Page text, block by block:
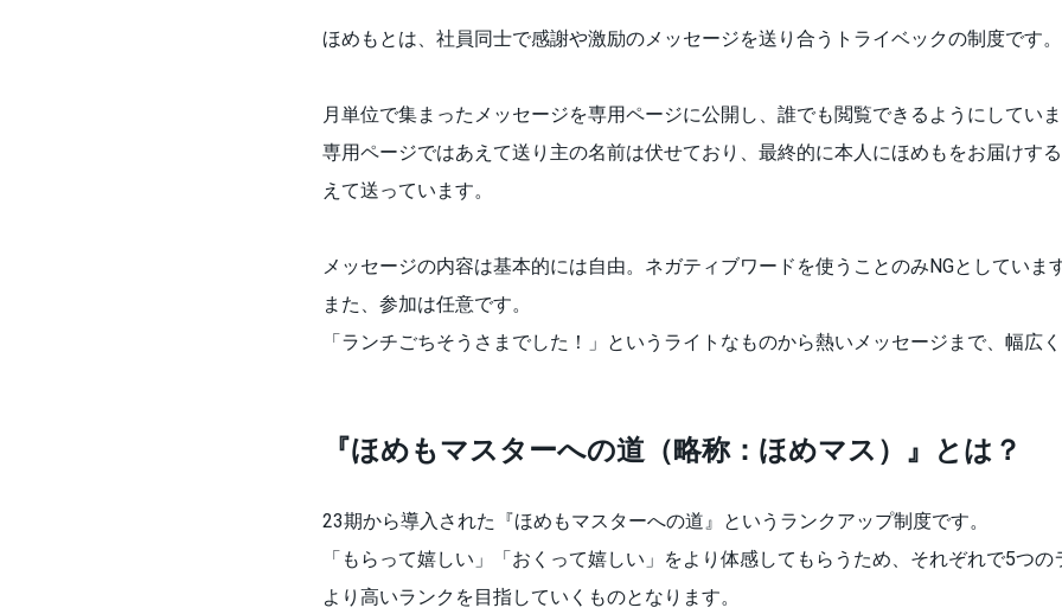
ほめもとは、社員同士で感謝や激励のメッセージを送り合うトライベックの制度です。
月単位で集まったメッセージを専用ページに公開し、誰でも閲覧できるようにしてい
専用ページではあえて送り主の名前は伏せており、最終的に本人にほめもをお届けす
えて送っています。
メッセージの内容は基本的には自由。ネガティブワードを使うことのみNGとしていま
また、参加は任意です。
「ランチごちそうさまでした！」というライトなものから熱いメッセージまで、幅広
『ほめもマスターへの道（略称：ほめマス）』とは？
23期から導入された『ほめもマスターへの道』というランクアップ制度です。
「もらって嬉しい」「おくって嬉しい」をより体感してもらうため、それぞれで5つ
より高いランクを目指していくものとなります。